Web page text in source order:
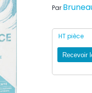
Par
HT pièce
Recevoir